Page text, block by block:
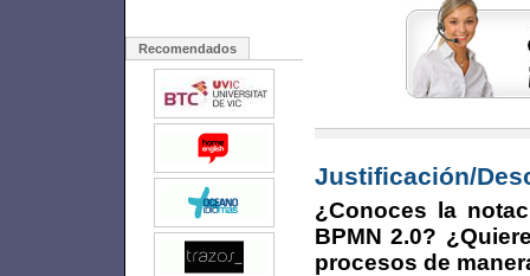
Recomendados
Justificación/
¿Conoces la
BPMN 2.0?
procesos de